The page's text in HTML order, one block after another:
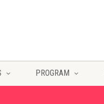
PROGRAM